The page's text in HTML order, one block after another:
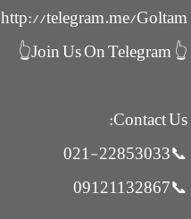
http://telegram.me/Goltam
👆 Join Us On Telegram👆
Contact Us:
📞021-22853033
📞09121132867